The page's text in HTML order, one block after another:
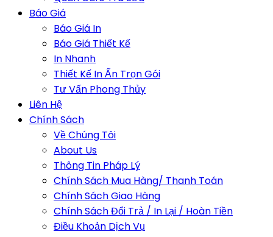
Báo Giá
Báo Giá In
Báo Giá Thiết Kế
In Nhanh
Thiết Kế In Ấn Trọn Gói
Tư Vấn Phong Thủy
Liên Hệ
Chính Sách
Về Chúng Tôi
About Us
Thông Tin Pháp Lý
Chính Sách Mua Hàng/ Thanh Toán
Chính Sách Giao Hàng
Chính Sách Đổi Trả / In Lại / Hoàn Tiền
Điều Khoản Dịch Vụ